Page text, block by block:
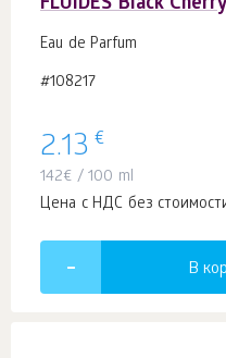
FLUIDES Black
Eau de Parfum
#108217
2.13 €
142€ / 100 ml
Цена с НДС без
В